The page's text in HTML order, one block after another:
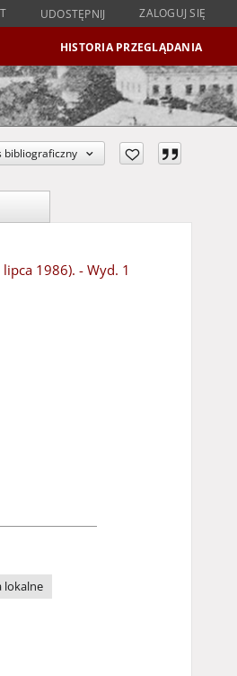
UDOSTĘPNIJ ZALOGUJ SIĘ
HISTORIA PRZEGLĄDANIA
bibliograficzny
1986). - Wyd. 1
lokalne